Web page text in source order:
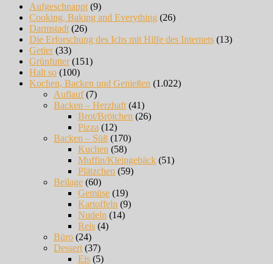
Aufgeschnappt (9)
Cooking, Baking and Everything (26)
Darmstadt (26)
Die Erforschung des Ichs mit Hilfe des Internets (13)
Getier(33)
Grünfutter(151)
Halt so (100)
Kochen, Backen und Genießen (1.022)
Auflauf(7)
Backen – Herzhaft (41)
Brot/Brötchen (26)
Pizza (12)
Backen – Süß (170)
Kuchen (58)
Muffin/Kleingebäck (51)
Plätzchen (59)
Beilage (60)
Gemüse (19)
Kartoffeln (9)
Nudeln (14)
Reis (4)
Büro (24)
Dessert (37)
Eis (5)